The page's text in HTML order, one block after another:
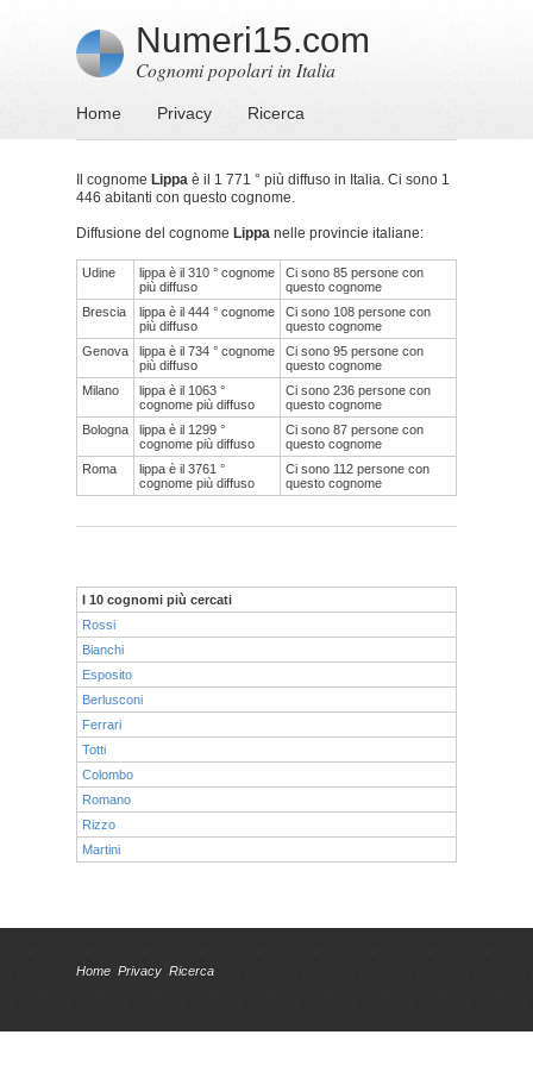
Numeri15.com
Cognomi popolari in Italia
Home Privacy Ricerca
Il cognome Lippa è il 1 771 ° più diffuso in Italia. Ci sono 1
446 abitanti con questo cognome.
Diffusione del cognome Lippa nelle provincie italiane:
Udine
lippa è il 310 ° cognome
più diffuso
Ci sono 85 persone con
questo cognome
Brescia
lippa è il 444 ° cognome
più diffuso
Ci sono 108 persone con
questo cognome
Genova
lippa è il 734 ° cognome
più diffuso
Ci sono 95 persone con
questo cognome
Milano
lippa è il 1063 °
cognome più diffuso
Ci sono 236 persone con
questo cognome
Bologna
lippa è il 1299 °
cognome più diffuso
Ci sono 87 persone con
questo cognome
Roma
lippa è il 3761 °
cognome più diffuso
Ci sono 112 persone con
questo cognome
I 10 cognomi più cercati
Rossi
Bianchi
Esposito
Berlusconi
Ferrari
Totti
Colombo
Romano
Rizzo
Martini
Home Privacy Ricerca